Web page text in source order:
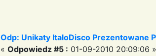
Odp: Unikaty ItaloDisco Prezentowane
« Odpowiedz #5 : 01-09-2010 20:09:06 »